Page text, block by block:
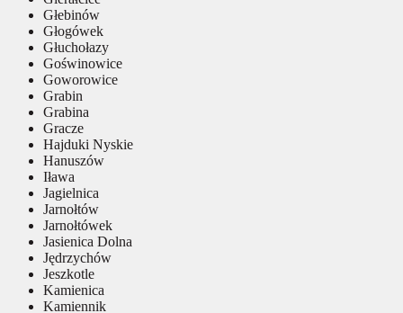
Głebinów
Głogówek
Głuchołazy
Goświnowice
Goworowice
Grabin
Grabina
Gracze
Hajduki Nyskie
Hanuszów
Iława
Jagielnica
Jarnołtów
Jarnołtówek
Jasienica Dolna
Jędrzychów
Jeszkotle
Kamienica
Kamiennik